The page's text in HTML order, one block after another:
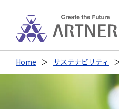
Home サステナビリティ